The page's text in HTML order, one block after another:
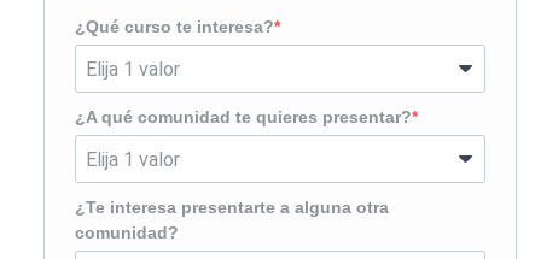
¿Qué curso te interesa?
¿A qué comunidad te quieres presentar?
¿Te interesa presentarte a alguna otra
comunidad?